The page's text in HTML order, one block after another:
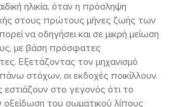
ηλικία, όταν η πρόσληψη
στους πρώτους μήνες ζωής των
να οδηγήσει και σε μικρή μείωση
με βάση πρόσφατες
Εξετάζοντας τον μηχανισμό
στόχων, οι εκδοχές ποικίλλουν.
εστιάζουν στο γεγονός ότι το
οξείδωση του σωματικού λίπους